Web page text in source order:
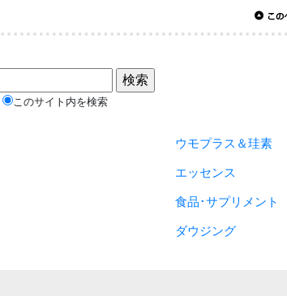
このサイト内を検索
ウモプラス＆珪素
エッセンス
食品･サプリメント
ダウジング